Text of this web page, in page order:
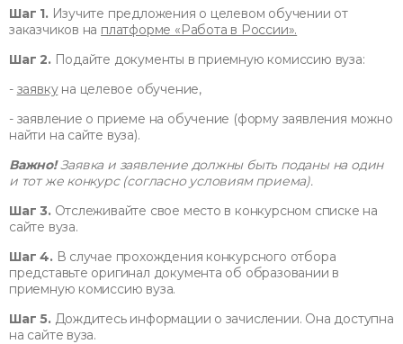
Шаг 1.Изучите предложения о целевом обучении от
заказчиков на платформе «Работа в России».
Шаг 2.Подайте документы в приемную комиссию вуза:
- заявкуна целевое обучение,
- заявление о приеме на обучение (форму заявления можно
найти на сайте вуза).
Важно!Заявка и заявление должны быть поданы на один
и тот же конкурс (согласно условиям приема).
Шаг 3.Отслеживайте свое место в конкурсном списке на
сайте вуза.
Шаг 4. В случае прохождения конкурсного отбора
представьте оригинал документа об образовании в
приемную комиссию вуза.
Шаг 5.Дождитесь информации о зачислении. Она доступна
на сайте вуза.